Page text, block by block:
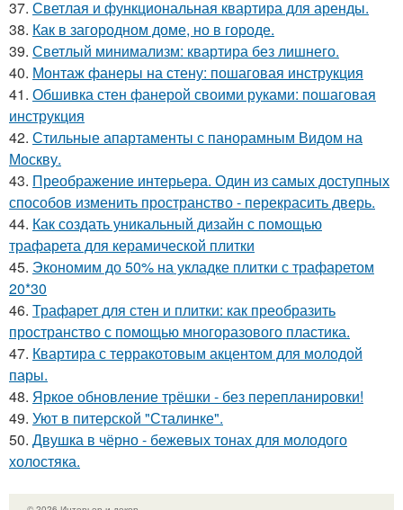
37. Светлая и функциональная квартира для аренды.
38. Как в загородном доме, но в городе.
39. Светлый минимализм: квартира без лишнего.
40. Монтаж фанеры на стену: пошаговая инструкция
41. Обшивка стен фанерой своими руками: пошаговая
инструкция
42. Стильные апартаменты с панорамным Видом на
Москву.
43. Преображение интерьера. Один из самых доступных
способов изменить пространство - перекрасить дверь.
44. Как создать уникальный дизайн с помощью
трафарета для керамической плитки
45. Экономим до 50% на укладке плитки с трафаретом
20*30
46. Трафарет для стен и плитки: как преобразить
пространство с помощью многоразового пластика.
47. Квартира с терракотовым акцентом для молодой
пары.
48. Яркое обновление трёшки - без перепланировки!
49. Уют в питерской "Сталинке".
50. Двушка в чёрно - бежевых тонах для молодого
холостяка.